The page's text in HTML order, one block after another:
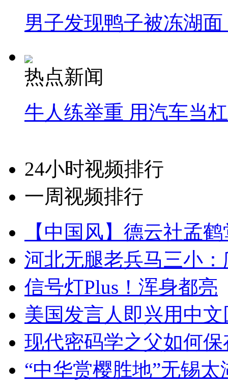
男子发现鸭子被冻湖
热点新闻
牛人练举重 用汽车当
24小时视频排行
一周视频排行
【中国风】德云社孟
河北无腿老兵马三小
信号灯Plus！浑身都亮
美国发言人即兴用中
现代密码学之父如何
“中华赏樱胜地”无锡